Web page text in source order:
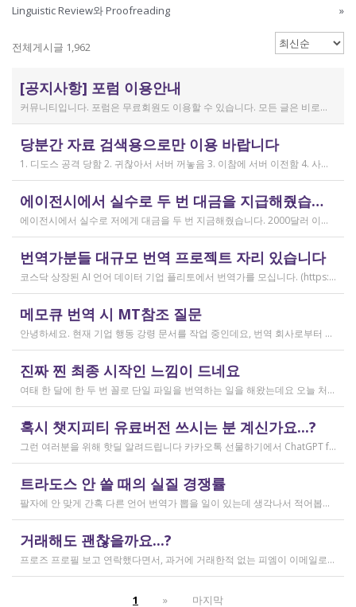
Linguistic Review와 Proofreading
»
전체게시글 1,962
[공지사항] 포럼 이용안내
커뮤니티입니다. 포럼은 무료회원도 이용할 수 있습니다. 모든 글은 비로그인 사용자에게도 공개됩니다. 감사합니다.
당분간 자료 검색용으로만 이용 바랍니다
1. 디도스 공격 당함 2. 귀찮아서 서버 꺼놓음 3. 이참에 서버 이전함 4. 사라진 데이터는 없는 것 확인했는데, 일부 DB 설정이 활성화 안됨 5. 고칠 수는 있는데, 저희 집 신생아 협조 필요 6. 신생아가 협조하지 않음 현재 새글 쓰기, 신규 가입, 덧글 달기 등은 막아 두었습니다 언제든 3월 18일 전후 시점으로 롤백될 수 있습니다 디도스 공격은 10평짜리 구녕가게에 사람을 1만명 보내 영업방해를 하는 것과 같은 기법입니다. 왜 디도스 공격을 그렇게까지 열정적으로 하는가? 이것이 심해진 시점이 제가 출산하러 간다고 블라그에 글을 쓴 직후입니다. 적절한 비유인지 모르겠는데 암퇘지도 출산 후에는 도축 안 하지 않나 싶고요 옛날 같으면 이렇게 순하게 살지 않을 것인데, 요새 드는 생각이 좀 있습니다 사람은 노력해 봤자고, 사실 모든 능력치는 정해졌고 발현만 기다리는 것이 전부가 아닐까요 어떤 사람은 노력의 고점이 디도스 공격인 것입니다 그 애미도 한때는 가능성의 김칫국을 사발째 드링킹하며 키웠겠지요 저한테도 이 사이트를 유지할 유인이 있음은 말씀드렸으니 잘 이용해 주시면 그만인 것이고 시간 나시거든 디도스 공격자도 긍휼히 여겨 주시길 바랍니다
작성일
2026.04.15
에이전시에서 실수로 두 번 대금을 지급해줬습니다
에이전시에서 실수로 저에게 대금을 두 번 지금해줬습니다. 2000달러 이상을 두 번 wise로 지급받았습니다;;;; 에이전시에서 wise측으로 중복입금으로 인한 입금 취소 문의를 했는데 불가능하다고 답변을 받았다고 저에게 문의해달라고 하여, 저도 wise에 문의를 했지만, 입금자 정보를 알려준다면 취소 가능한 것 처럼 말하다가 결국 완료된 송금이라 취소가 불가능하다는 답변을 최종 전달받았습니다. 잘 쓰지 않는 계정이라 대금은 그대로 있는데 이 경우 제가 에이전시 계좌로 2000달러를 직접 재송금해도 문제가 없을까요..?? 추후 제 수익으로 잡혀서 세금문제나 기타 다른 사항이 복잡해질 것 같아서 wise에서 취소해주길 간절히 바랬는데ㅜㅜㅜ 이런경험이 있으시다면 어떻게 해결하셨나요ㅠㅠㅠ;;;
작성일
2026.04.04
번역가분들 대규모 번역 프로젝트 자리 있습니다
코스닥 상장된 AI 언어 데이터 기업 플리토에서 번역가를 모십니다. (https://startups.koraia.org/company/297) • 번역할 내용: 일상 대화, 일반 문장 중심의 단문 데이터 (전문지식 불필요) • 참여 프로젝트: 단문 번역(Human Translation) • 모집 언어쌍: 한국어 <> 다국어 • 목적: AI 학습용 데이터셋 구축 • 근무 형태: 재택 근무(학생, 프리랜서 번역가 환영) • 근무방법: Flitto 플랫폼 또는 엑셀 파일을 이용하여 작업 진행 - 파일 1개당 약 9,800단어 (언어쌍별 상이) - 파일 단위로 작업하며 1개만 참여도 가능 (이후 추가 참여 선택 가능) - 파일 1개 번역에 약 3~4일 데드라인 부여 - 파일 1개 번역 시 약 180,000원 ~ 386,000원 수준 (언어쌍별 상이) - 정산은 월 1회 지급 (플리토 정산 기준) - 프로젝트 기간: 약 1~3개월 (자율 참여) ★작업 단가: 한국어 → 스페인어: 9,800단어, 38.4원/단어, 파일 1개 완료 시 약 376,800원 스페인어 → 한국어: 9,800단어, 33.8원/단어, 파일 1개 완료 시 약 331,000원 한국어 → 러시아어: 9,800단어, 26.1원/단어, 파일 1개 완료 시 약 255,000원 한국어 → 중국어(간체): 9,800단어, 23.0원/단어, 파일 1개 완료 시 약 225,000원 중국어(간체) → 한국어: 16,800글자, 18.4원/글자, 파일 1개 완료 시 약 309,000원 한국어 → 중국어(번체): 9,800단어, 26.1원/단어, 파일 1개 완료 시 약 255,000원 중국어(번체) → 한국어: 16,800글자, 23.0원/글자, 파일 1개 완료 시 약 386,000원 한국어 → 베트남어: 9,800단어, 18.4원/단어, 파일 1개 완료 시 약 180,000원 베트남어 → 한국어: 9,800단어, 23.0원/단어, 파일 1개 완료 시 약 225,000원 *실제 업무시 수령 금액은 단가 및 작업량에 따라 위 금액과 차이가 있을 수 있습니다. *플리토 플랫폼(작업 툴) 작업 시 상응하는 포인트로 단가가 지급됩니다. 다음 링크로 신청 부탁드립니다: https://form.jotform.com/253371208518456?source_channel=albamon
메모큐 번역 시 MT참조 질문
안녕하세요. 현재 기업 행동 강령 문서를 작업 중인데요, 번역 회사로부터 메모큐 서버에서 메모큐 파일을 받았습니다. 번역회사에서 아이디와 비밀번호를 받아서 작업을 하는데 데스크탑 메모큐가 무료 버전이어서인지 이것저것 만져보다 보니(TM(만들어서 처음 해보는 문서 얼라인 시도), 라이브독스, 텀베이스등 눌러보는 행위) 밑의 사진과 같이 번역메모리 연결도 안된다고 하고 분명 어떤 파일에도 체크가 안 되어있는데 하나의 파일로만 연결 가능하다고 해서... 데스크탑 메모큐에서는 번역이 어렵다고 판단하여 그대로 이중언어 파일을 익스포트 해서 트라도스로 번역했습니다. (얼라인먼트 기능 사용해 2023년의 공식 한글 번역을 레퍼런스로 번역) 그랬더니 (메모큐에선 단순했던 코드가 트라도스에 복잡하게 나타나더라고요 아무튼 이것들을 해결하고 QA도 돌리고 나서...) 이중언어 파일을 메모큐에서 받으려다 보니 또 Free mode issue로 지원하지 않는 기능이라고 하더라고요. 그래서... 웹 메모큐를 사용해 태초부터 번역을 진행 중인데, 자동 번역으로 MT가 뜨는 걸 딸깍딸깍하고 확정 중이었는데 뭔가 이래도 되나 하는 생각이 들어서 질문하러 왔습니다. (이렇게 뜨는 걸 딸깍 확정 딸깍 확정 반복...) 클라이언트가 가이드라인을 주진 않았고 처음 파일을 줄 때 그 회사의 텀베이스가 연결된 파일을 줘서 그거 기반으로 한글 뜻이 맞으면 맞는 가이드라인이겠거니 하고 있는데 문장 부호나 말투나 뭔가 좀 기계번역의 날것을 적용하고 있다는 생각이 들어서... 이럴 땐 어떻게 해야하는지 여쭤보고 싶어요. 제가 트라도스로 번역한 세그먼트를 메모큐 타겟 세그먼트에 복붙하면 오류가 나는데 그냥 코드를 빼고 제가 트라도스에서 번역한걸 메모큐로 손수 옮겨야 할까요..!! 오늘 새벽 내내 기술 배우라는게 다른게 아니라 이걸 잘 알아두라는 말이었구나 하면서 깨달음을 얻었습니다...
진짜 찐 최종 시작인 느낌이 드네요
여태 한 달에 한 두 번 꼴로 단일 파일을 번역하는 일을 해왔는데요 오늘 처음으로 모 회사에서 트라도스 패키지 파일로 전달하는 일을!!! 주셔서 열어봤습니다. ...너무 떨리네요 원래 타겟 세그먼트에 아무것도 없었는데, NMT나 100프로 매치로 채워져있고 그래요 맨 처음 일을 받고 돈을 받았을 때가 커리어의 시작이라고 생각했는데 몇 달 동안 그런 식으로 많으면 두 세개 정도의 일을 받다가 오늘 나름 볼륨 있는 업무를 맡게 되니까 뭔가 커리어의 [진짜_찐_시작_최종] 같고 긴장되네요 잘 해내고 싶어서 떨리고,,,,,, 잘 할 수 있을까 싶고 크아악 다들 2월에 일 잘 해내고 계신가요 여태껏 검색 기능을 사용해 눈팅만 해왔는데 산번혁 회원님들의 번역가 라이프는 어떻게 굴러가고 있는지 궁금하네요 호호호
2026.02.20
혹시 챗지피티 유료버전 쓰시는 분 계신가요...?
그런 여러분을 위해 핫딜 알려드립니다 카카오톡 선물하기에서 ChatGPT for Kakao 쳐서 들어가 보시면 한달에 200달러짜리 프로 버전을 2만9천원에 팔고 있습니다. 이벤트 성이라서 계속 판매는 안 할 것 같고 5개 구매 제한도 있긴 하지만, 어차피 3만원씩 내고 플러스 버전 쓰시고 계시다면 같은 가격에 프로 써보는 것도 나쁘지 않을 것 같아요 ㅎㅎ 저도 혹시 사기 아닌가 긴가민가했는데 진짜 프로 버전 맞더라고요.
트라도스 안 쓸 때의 실질 경쟁률
팔자에 안 맞게 간혹 다른 언어 번역가 뽑을 일이 있는데 생각나서 적어봅니다 트라도스/메모큐를 사야 하냐? 라는 질문은 설득의 대상이 아니라고 생각해서 그냥 두는 편인데요 질문 전 적극적으로 정보를 찾아보는 상태에서는 의미가 있을 것입니다 뽑히는 입장에선 잘 모르는데, 뽑는 입장에서는 트라도스/메모큐 안 쓰는 사람은 걸러버리면 정말 편합니다 주어진 업무를 못 한다는 뜻이거든요 1) 용어 1천개가 든 용어집이 있음 2) 기존에 쓰던 번역 메모리가 있음 상당히 흔한 상황인데, 트라도스/메모큐를 안 쓰고 외워서 작업이 가능한 사람은 산업스파이 쪽으로 가셔야지 여기 있으면 안 됨 저 스크린샷에도 제가 답변한 사람은 얼마 안 되는데요 챗지피티로 '트라도스 사용자/기타 요건(단가 등)' 맞는 사람만 필터로 건져서 답변하는 겁니다 아마 트라도스 안 써도 되는 운전면허증 번역같은 업무도 있을 텐데, 그런 것은 단발성이고 업데이트가 없으며 없는 자들끼리 경쟁해서 경쟁률이 아주 높을 겁니다.
거래해도 괜찮을까요...?
프로즈 프로필 보고 연락했다면서, 과거에 거래한적 없는 피엠이 이메일로 의뢰를 주셨는데요 샘테도 보지 않고 4일안에 19000단어 영한번역을 해달라는데 거래해도 괜찮을까요..? 거래한적 한번도 없는 뉴비한테 샘테도 없이 프로젝트를 던져주니 이거 사기인거 아닌가 좀 걱정이 됩니다. 급한데 사람구하기 어려워서일까요? 게다가 전 이력서상 경력도 몇줄 안되는 초보중의 초보입니다...
1 » 마지막